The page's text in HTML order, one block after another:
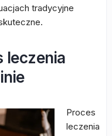
tradycyjne
leczenia
Proces
leczenia